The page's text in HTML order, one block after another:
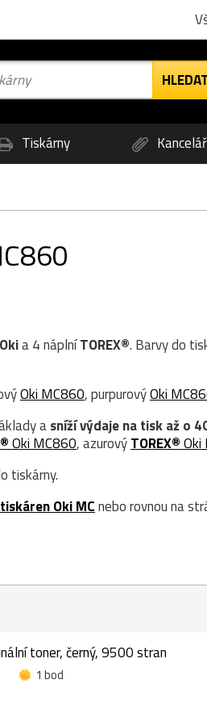
Tiskárny Kancelář
Okia 4 náplníTOREX®. Barvy do
Oki MC860, purpurovýOki
asníží výdaje na tisk až o
Oki MC860, azurovýTOREX®Oki
tiskárny.
Oki MCnebo rovnou na
toner, černý, 9500 stran
1 bod